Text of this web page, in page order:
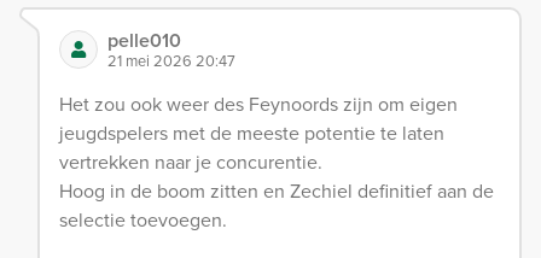
pelle010
21 mei 2026 20:47
Het zou ook weer des Feynoords zijn om eigen
jeugdspelers met de meeste potentie te laten
vertrekken naar je concurentie.
Hoog in de boom zitten en Zechiel definitief aan de
selectie toevoegen.